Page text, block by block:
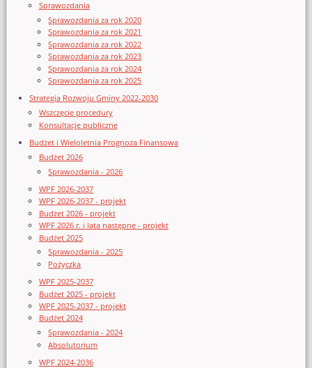
Sprawozdania
Sprawozdania za rok 2020
Sprawozdania za rok 2021
Sprawozdania za rok 2022
Sprawozdania za rok 2023
Sprawozdania za rok 2024
Sprawozdania za rok 2025
Strategia Rozwoju Gminy 2022-2030
Wszczęcie procedury
Konsultacje publiczne
Budżet i Wieloletnia Prognoza Finansowa
Budżet 2026
Sprawozdania - 2026
WPF 2026-2037
WPF 2026-2037 - projekt
Budżet 2026 - projekt
WPF 2026 r. i lata następne - projekt
Budżet 2025
Sprawozdania - 2025
Pożyczka
WPF 2025-2037
Budżet 2025 - projekt
WPF 2025-2037 - projekt
Budżet 2024
Sprawozdania - 2024
Absolutorium
WPF 2024-2036